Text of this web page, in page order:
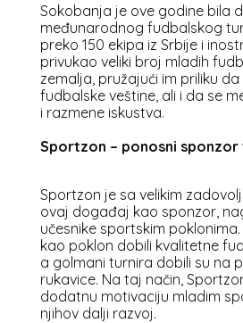
Sokobanja je ove godine bila
međunarodnog fudbalskog
preko 150 ekipa iz Srbije i
privukao veliki broj mladih
zemalja, pružajući im priliku
fudbalske veštine, ali i da se
i razmene iskustva.
Sportzon – ponosni sponzor
Sportzon je sa velikim
ovaj događaj kao sponzor,
učesnike sportskim
kao poklon dobili kvalitetne
a golmani turnira dobili su na
rukavice. Na taj način,
dodatnu motivaciju mladim
njihov dalji razvoj.